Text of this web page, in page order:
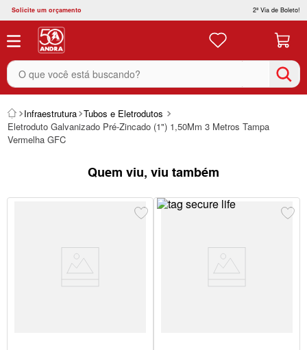
Solicite um orçamento 2ª Via de Boleto!
O que você está buscando?
Infraestrutura Tubos e Eletrodutos
Eletroduto Galvanizado Pré-Zincado (1") 1,50Mm 3 Metros Tampa
Vermelha GFC
Quem viu, viu também